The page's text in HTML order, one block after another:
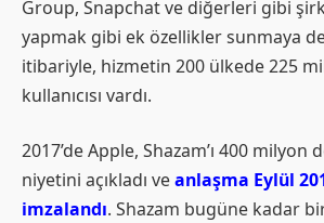
Group, Snapchat ve diğerleri gibi
yapmak gibi ek özellikler sunmaya
itibariyle, hizmetin 200 ülkede 225
kullanıcısı vardı.
2017’de Apple, Shazam’ı 400 milyon
niyetini açıkladı veanlaşma Eylül
imzalandı. Shazam bugüne kadar